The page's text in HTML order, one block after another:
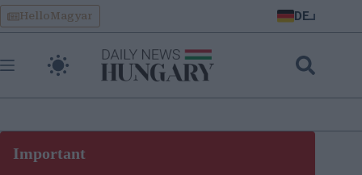
Skip
to
content
HelloMagyar DE